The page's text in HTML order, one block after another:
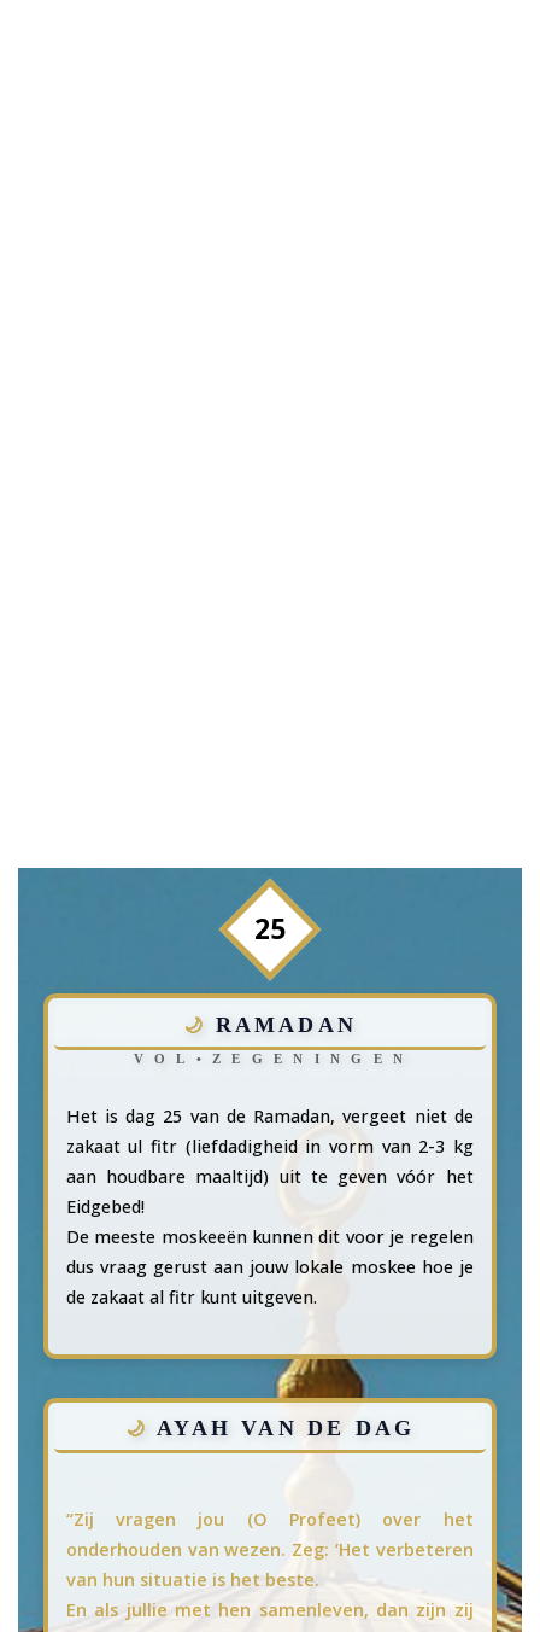
25
RAMADAN
Het is dag 25 van de Ramadan, vergeet niet de
zakaat ul fitr (liefdadigheid in vorm van 2-3 kg
aan houdbare maaltijd) uit te geven vóór het
Eidgebed!
De meeste moskeeën kunnen dit voor je regelen
dus vraag gerust aan jouw lokale moskee hoe je
de zakaat al fitr kunt uitgeven.
AYAH VAN DE DAG
“Zij vragen jou (O Profeet) over het
onderhouden van wezen. Zeg: ‘Het verbeteren
van hun situatie is het beste.
En als jullie met hen samenleven, dan zijn zij